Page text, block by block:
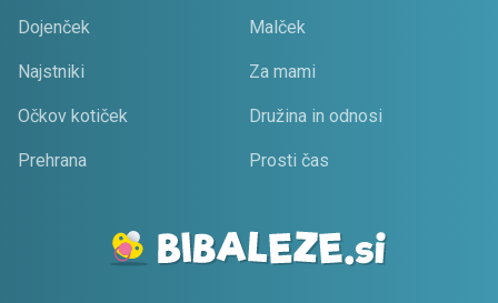
Dojenček Malček
Najstniki Za mami
Očkov kotiček Družina in odnosi
Prehrana Prosti čas